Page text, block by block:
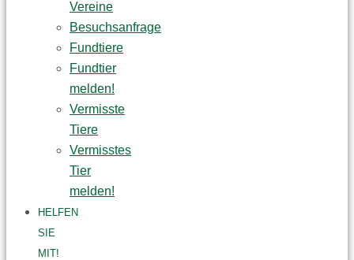
Vereine
Besuchsanfrage
Fundtiere
Fundtier
melden!
Vermisste
Tiere
Vermisstes
Tier
melden!
HELFEN
SIE
MIT!